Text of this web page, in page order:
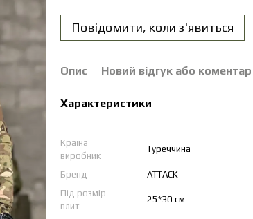
Повідомити, коли з'явиться
Опис Новий відгук або коментар
Характеристики
Країна
виробник
Туреччина
Бренд
ATTACK
Під розмір
плит
25*30 см